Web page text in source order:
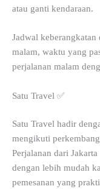
atau ganti kendaraan.
Jadwal
malam, waktu yang
perjalanan malam
Satu Travel ✅
Satu Travel hadir
mengikuti
Perjalanan dari
dengan lebih mudah
pemesanan yang